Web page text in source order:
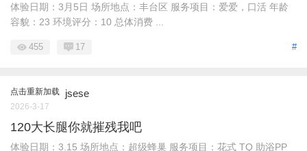
体验日期：3月5日 场所地点：丰台区 服务项目：爱爱，口活 年龄
容貌：23 环境评分：10 总体消费 ...
#
455 17
点击重新加载 jsese
2026-3-17
120大长腿你就摧残我吧
体验日期：3.15 场所地点：超级蜂巢 服务项目：花式 TQ 助浴PP